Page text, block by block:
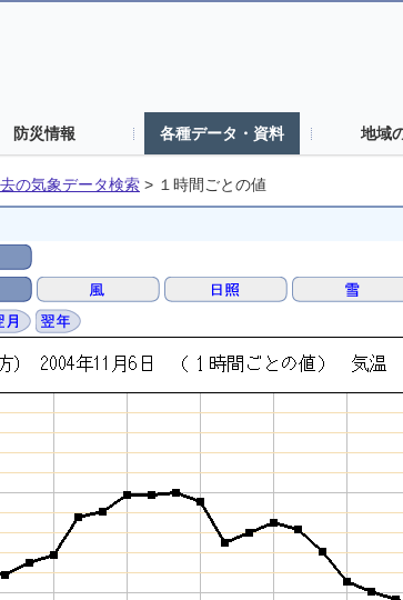
防災情報 各種データ・資料 地域
の気象データ検索 > １時間ごとの値